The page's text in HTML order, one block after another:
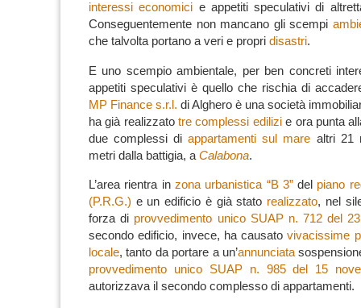
interessi economici e appetiti speculativi di
Conseguentemente non mancano gli scempi
che talvolta portano a veri e propri disastri.
E uno scempio ambientale, per ben concreti
appetiti speculativi è quello che rischia di
MP Finance s.r.l. di Alghero è una società
ha già realizzatotre complessi edilizie ora punta
due complessi diappartamenti sul mare altri 21
metri dalla battigia, a Calabona.
L’area rientra in zona urbanistica “B 3”del piano
(P.R.G.) e un edificio è già stato realizzato, nel
forza di provvedimento unico SUAP n. 712 del
secondo edificio, invece, ha causatovivacissime
locale, tanto da portare a un’annunciata
provvedimento unico SUAP n. 985 del 15
autorizzava il secondo complesso di appartamenti.